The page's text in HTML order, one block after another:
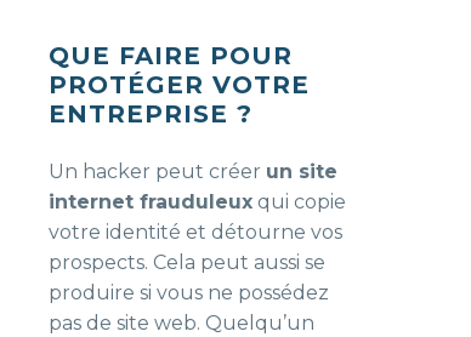
QUE FAIRE POUR
PROTÉGER VOTRE
ENTREPRISE ?
Un hacker peut créer un site
internet frauduleux qui copie
votre identité et détourne vos
prospects. Cela peut aussi se
produire si vous ne possédez
pas de site web. Quelqu’un